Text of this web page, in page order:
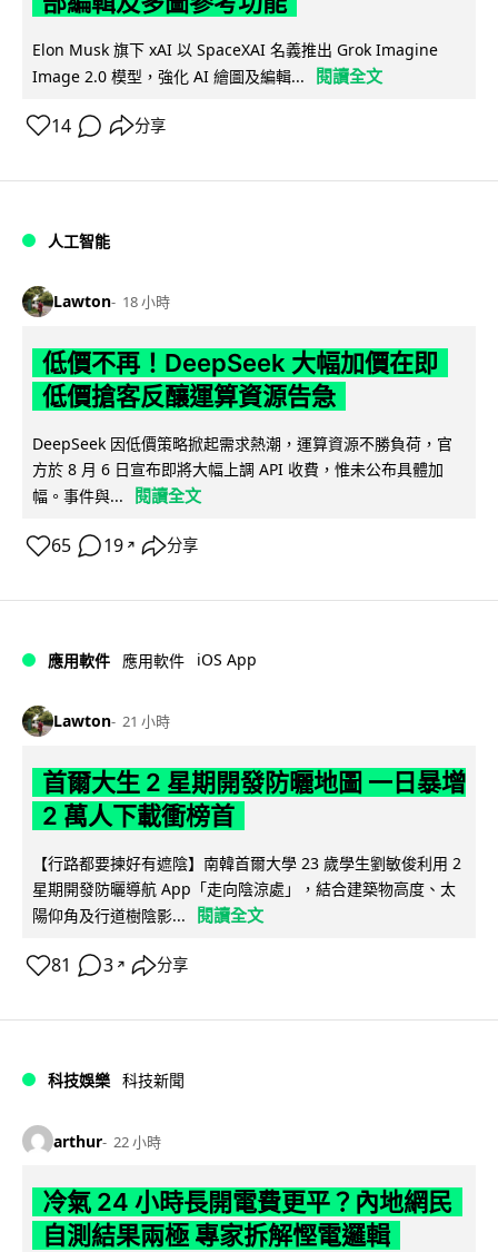
Elon Musk 旗下 xAI 以 SpaceXAI 名義推出 Grok Imagine
Image 2.0 模型，強化 AI 繪圖及編輯...
閱讀全文
14 分享
人工智能
Lawton 18 小時
低價不再！DeepSeek 大幅加價在即
低價搶客反釀運算資源告急
DeepSeek 因低價策略掀起需求熱潮，運算資源不勝負荷，官
方於 8 月 6 日宣布即將大幅上調 API 收費，惟未公布具體加
幅。事件與...
閱讀全文
65 19 ↗ 分享
應用軟件 應用軟件 iOS App
Lawton 21 小時
首爾大生 2 星期開發防曬地圖 一日暴增
2 萬人下載衝榜首
【行路都要揀好有遮陰】南韓首爾大學 23 歲學生劉敏俊利用 2
星期開發防曬導航 App「走向陰涼處」，結合建築物高度、太
陽仰角及行道樹陰影...
閱讀全文
81 3 ↗ 分享
科技娛樂 科技新聞
arthur 22 小時
冷氣 24 小時長開電費更平？內地網民
自測結果兩極 專家拆解慳電邏輯